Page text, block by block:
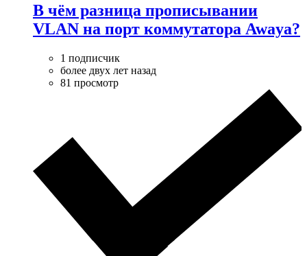
В чём разница прописывании
VLAN на порт коммутатора Awaya?
1 подписчик
более двух лет назад
81 просмотр